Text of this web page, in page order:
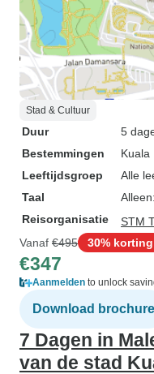
Stad & Cultuur
Duur
5
Bestemmingen
Kuala
Leeftijdsgroep
Alle
Taal
Reisorganisatie
STM
Vanaf €495 30% korting
€347
Aanmelden to unlock
Download brochure
7 Dagen in
van de stad